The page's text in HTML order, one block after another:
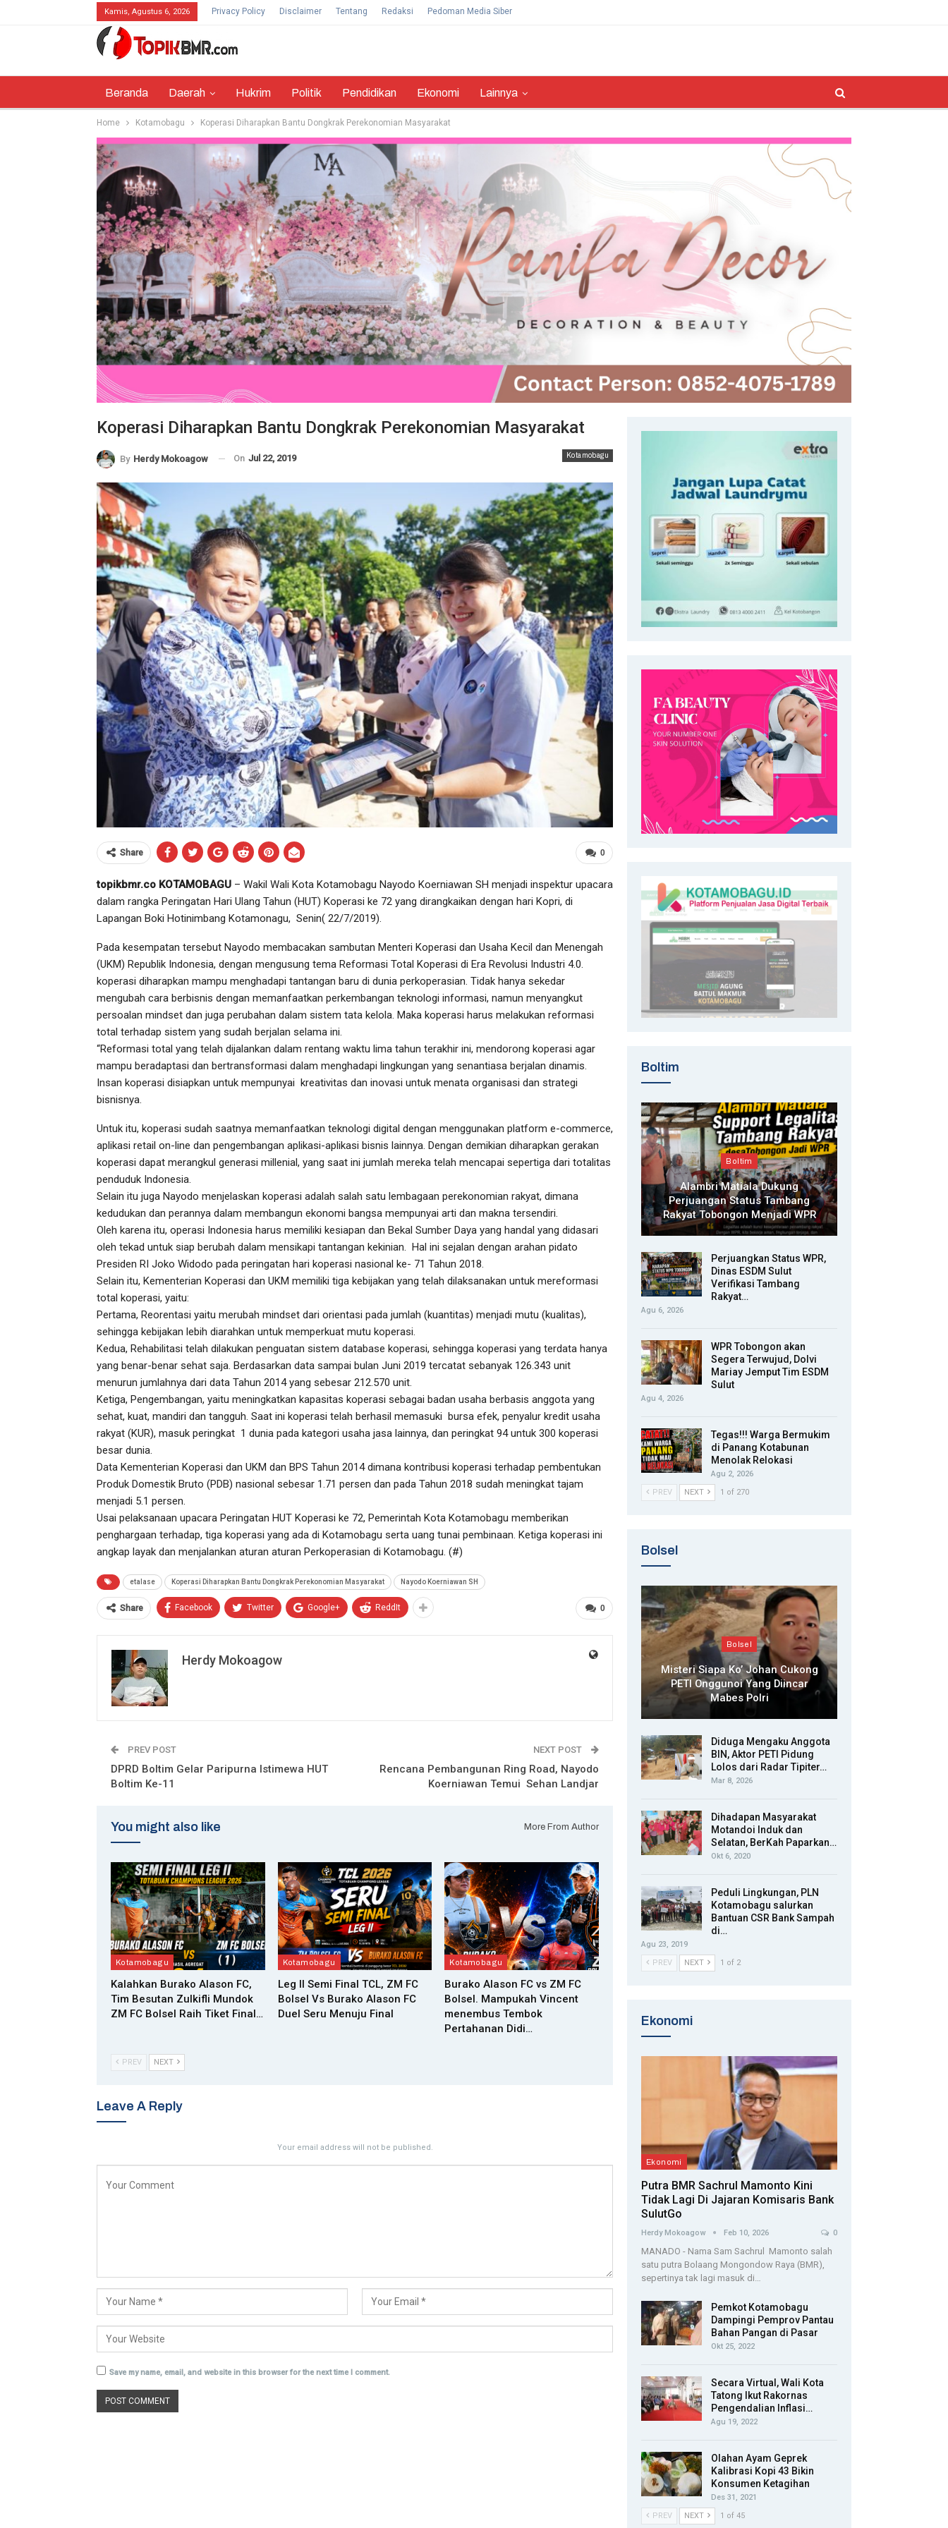
Kamis, Agustus 6, 2026 Privacy Policy Disclaimer Tentang Redaksi Pedoman Media Siber
Beranda Daerah Hukrim Politik Pendidikan Ekonomi Lainnya
Home Kotamobagu Koperasi Diharapkan Bantu Dongkrak Perekonomian Masyarakat
Koperasi Diharapkan Bantu Dongkrak Perekonomian Masyarakat
Kotamobagu
By Herdy Mokoagow On Jul 22, 2019
0
Share
topikbmr.co KOTAMOBAGU – Wakil Wali Kota Kotamobagu Nayodo Koerniawan SH menjadi inspektur upacara
dalam rangka Peringatan Hari Ulang Tahun (HUT) Koperasi ke 72 yang dirangkaikan dengan hari Kopri, di
Lapangan Boki Hotinimbang Kotamonagu, Senin( 22/7/2019).
Pada kesempatan tersebut Nayodo membacakan sambutan Menteri Koperasi dan Usaha Kecil dan Menengah
(UKM) Republik Indonesia, dengan mengusung tema Reformasi Total Koperasi di Era Revolusi Industri 4.0.
koperasi diharapkan mampu menghadapi tantangan baru di dunia perkoperasian. Tidak hanya sekedar
mengubah cara berbisnis dengan memanfaatkan perkembangan teknologi informasi, namun menyangkut
persoalan mindset dan juga perubahan dalam sistem tata kelola. Maka koperasi harus melakukan reformasi
total terhadap sistem yang sudah berjalan selama ini.
“Reformasi total yang telah dijalankan dalam rentang waktu lima tahun terakhir ini, mendorong koperasi agar
mampu beradaptasi dan bertransformasi dalam menghadapi lingkungan yang senantiasa berjalan dinamis.
Insan koperasi disiapkan untuk mempunyai kreativitas dan inovasi untuk menata organisasi dan strategi
bisnisnya.
Untuk itu, koperasi sudah saatnya memanfaatkan teknologi digital dengan menggunakan platform e-commerce,
aplikasi retail on-line dan pengembangan aplikasi-aplikasi bisnis lainnya. Dengan demikian diharapkan gerakan
koperasi dapat merangkul generasi millenial, yang saat ini jumlah mereka telah mencapai sepertiga dari totalitas
penduduk Indonesia.
Selain itu juga Nayodo menjelaskan koperasi adalah salah satu lembagaan perekonomian rakyat, dimana
kedudukan dan perannya dalam membangun ekonomi bangsa mempunyai arti dan makna tersendiri.
Oleh karena itu, operasi Indonesia harus memiliki kesiapan dan Bekal Sumber Daya yang handal yang didasari
oleh tekad untuk siap berubah dalam mensikapi tantangan kekinian. Hal ini sejalan dengan arahan pidato
Presiden RI Joko Widodo pada peringatan hari koperasi nasional ke- 71 Tahun 2018.
Selain itu, Kementerian Koperasi dan UKM memiliki tiga kebijakan yang telah dilaksanakan untuk mereformasi
total koperasi, yaitu:
Pertama, Reorentasi yaitu merubah mindset dari orientasi pada jumlah (kuantitas) menjadi mutu (kualitas),
sehingga kebijakan lebih diarahkan untuk memperkuat mutu koperasi.
Kedua, Rehabilitasi telah dilakukan penguatan sistem database koperasi, sehingga koperasi yang terdata hanya
yang benar-benar sehat saja. Berdasarkan data sampai bulan Juni 2019 tercatat sebanyak 126.343 unit
menurun jumlahnya dari data Tahun 2014 yang sebesar 212.570 unit.
Ketiga, Pengembangan, yaitu meningkatkan kapasitas koperasi sebagai badan usaha berbasis anggota yang
sehat, kuat, mandiri dan tangguh. Saat ini koperasi telah berhasil memasuki bursa efek, penyalur kredit usaha
rakyat (KUR), masuk peringkat 1 dunia pada kategori usaha jasa lainnya, dan peringkat 94 untuk 300 koperasi
besar dunia.
Data Kementerian Koperasi dan UKM dan BPS Tahun 2014 dimana kontribusi koperasi terhadap pembentukan
Produk Domestik Bruto (PDB) nasional sebesar 1.71 persen dan pada Tahun 2018 sudah meningkat tajam
menjadi 5.1 persen.
Usai pelaksanaan upacara Peringatan HUT Koperasi ke 72, Pemerintah Kota Kotamobagu memberikan
penghargaan terhadap, tiga koperasi yang ada di Kotamobagu serta uang tunai pembinaan. Ketiga koperasi ini
angkap layak dan menjalankan aturan aturan Perkoperasian di Kotamobagu. (#)
etalase Koperasi Diharapkan Bantu Dongkrak Perekonomian Masyarakat Nayodo Koerniawan SH
0
Share Facebook Twitter Google+ ReddIt
Herdy Mokoagow
PREV POST
DPRD Boltim Gelar Paripurna Istimewa HUT
Boltim Ke-11
NEXT POST
Rencana Pembangunan Ring Road, Nayodo
Koerniawan Temui Sehan Landjar
You might also like More From Author
Kotamobagu
Kalahkan Burako Alason FC,
Tim Besutan Zulkifli Mundok
ZM FC Bolsel Raih Tiket Final…
Kotamobagu
Leg II Semi Final TCL, ZM FC
Bolsel Vs Burako Alason FC
Duel Seru Menuju Final
Kotamobagu
Burako Alason FC vs ZM FC
Bolsel. Mampukah Vincent
menembus Tembok
Pertahanan Didi…
PREV NEXT
Leave A Reply
Your email address will not be published.
Save my name, email, and website in this browser for the next time I comment.
Boltim
Boltim
Alambri Matiala Dukung
Perjuangan Status Tambang
Rakyat Tobongon Menjadi WPR
Perjuangkan Status WPR,
Dinas ESDM Sulut
Verifikasi Tambang
Rakyat…
Agu 6, 2026
WPR Tobongon akan
Segera Terwujud, Dolvi
Mariay Jemput Tim ESDM
Sulut
Agu 4, 2026
Tegas!!! Warga Bermukim
di Panang Kotabunan
Menolak Relokasi
Agu 2, 2026
PREV
NEXT 1 of 270
Bolsel
Bolsel
Misteri Siapa Ko’ Johan Cukong
PETI Onggunoi Yang Diincar
Mabes Polri
Diduga Mengaku Anggota
BIN, Aktor PETI Pidung
Lolos dari Radar Tipiter…
Mar 8, 2026
Dihadapan Masyarakat
Motandoi Induk dan
Selatan, BerKah Paparkan…
Okt 6, 2020
Peduli Lingkungan, PLN
Kotamobagu salurkan
Bantuan CSR Bank Sampah
di…
Agu 23, 2019
PREV
NEXT 1 of 2
Ekonomi
Ekonomi
Putra BMR Sachrul Mamonto Kini
Tidak Lagi Di Jajaran Komisaris Bank
SulutGo
Herdy Mokoagow Feb 10, 2026 0
MANADO - Nama Sam Sachrul Mamonto salah
satu putra Bolaang Mongondow Raya (BMR),
sepertinya tak lagi masuk di…
Pemkot Kotamobagu
Dampingi Pemprov Pantau
Bahan Pangan di Pasar
Okt 25, 2022
Secara Virtual, Wali Kota
Tatong Ikut Rakornas
Pengendalian Inflasi…
Agu 19, 2022
Olahan Ayam Geprek
Kalibrasi Kopi 43 Bikin
Konsumen Ketagihan
Des 31, 2021
PREV
NEXT 1 of 45